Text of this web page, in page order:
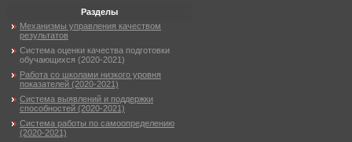
Разделы
Механизмы управления качеством
результатов
Система оценки качества подготовки
обучающихся (2020-2021)
Работа со школами низкого уровня
показателей (2020-2021)
Система выявлений и поддержки
способностей (2020-2021)
Система работы по самоопределению
(2020-2021)